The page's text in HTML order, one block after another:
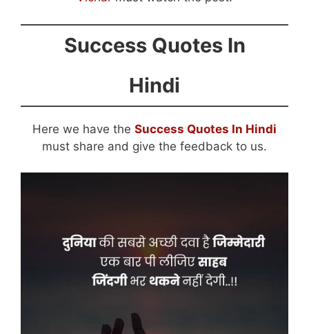
Success Quotes In
Hindi
Here we have the Success Quotes In Hindi
must share and give the feedback to us.